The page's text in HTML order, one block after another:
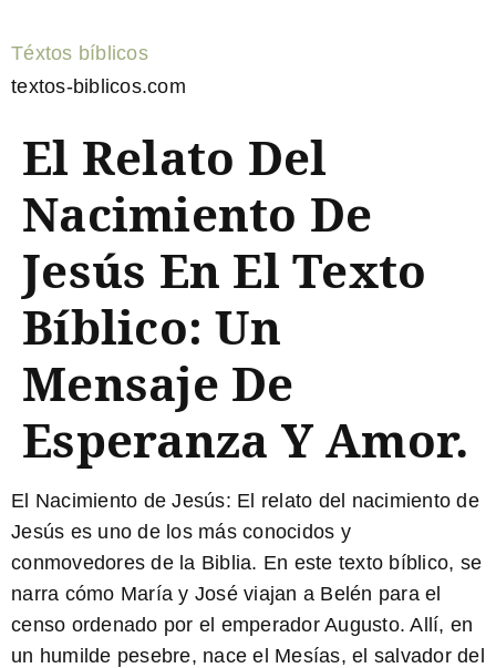
Téxtos bíblicos
textos-biblicos.com
El Relato Del
Nacimiento De
Jesús En El Texto
Bíblico: Un
Mensaje De
Esperanza Y Amor.
El Nacimiento de Jesús: El relato del nacimiento de
Jesús es uno de los más conocidos y
conmovedores de la Biblia. En este texto bíblico, se
narra cómo María y José viajan a Belén para el
censo ordenado por el emperador Augusto. Allí, en
un humilde pesebre, nace el Mesías, el salvador del